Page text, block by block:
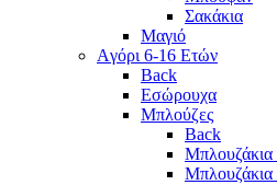
Σακάκια
Μαγιό
Aγόρι 6-16 Ετών
Back
Eσώρουχα
Μπλούζες
Back
Μπλουζάκια